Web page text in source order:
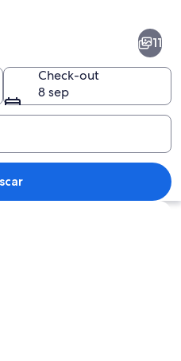
Un paisaje costero con una playa de
11
Check-out
8 sep